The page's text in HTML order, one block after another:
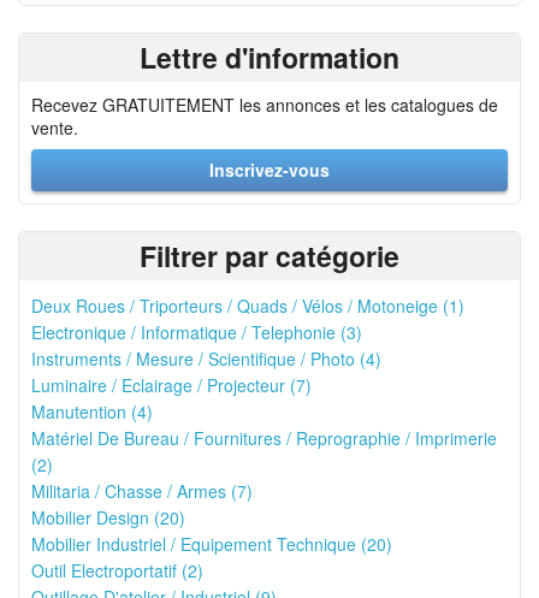
Lettre d'information
Recevez GRATUITEMENT les annonces et les catalogues de
vente.
Inscrivez-vous
Filtrer par catégorie
Deux Roues / Triporteurs / Quads / Vélos / Motoneige (1)
Electronique / Informatique / Telephonie (3)
Instruments / Mesure / Scientifique / Photo (4)
Luminaire / Eclairage / Projecteur (7)
Manutention (4)
Matériel De Bureau / Fournitures / Reprographie / Imprimerie
(2)
Militaria / Chasse / Armes (7)
Mobilier Design (20)
Mobilier Industriel / Equipement Technique (20)
Outil Electroportatif (2)